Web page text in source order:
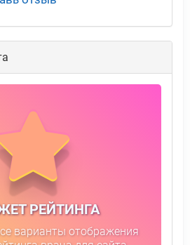
РЕЙТИНГА
варианты отображения